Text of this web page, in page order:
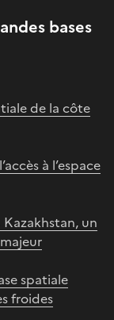
bases
de la côte
à l’espace
Kazakhstan, un
spatiale
froides